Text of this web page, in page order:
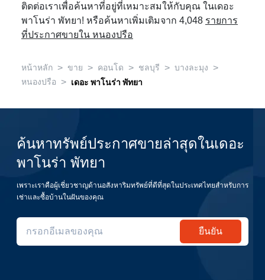
ติดต่อเราเพื่อค้นหาที่อยู่ที่เหมาะสมให้กับคุณ ในเดอะ
พาโนร่า พัทยา! หรือค้นหาเพิ่มเติมจาก 4,048 รายการ
ที่ประกาศขายใน หนองปรือ
หน้าหลัก > ขาย > คอนโด > ชลบุรี > บางละมุง >
หนองปรือ > เดอะ พาโนร่า พัทยา
ค้นหาทรัพย์ประกาศขายล่าสุดในเดอะ
พาโนร่า พัทยา
เพราะเราคือผู้เชี่ยวชาญด้านอสังหาริมทรัพย์ที่ดีที่สุดในประเทศไทยสำหรับการ
เช่าและซื้อบ้านในฝันของคุณ
ยืนยัน